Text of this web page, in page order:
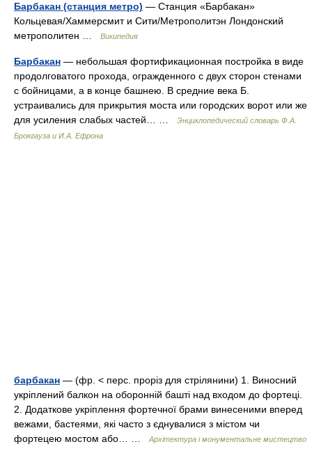
Барбакан (станция метро) — Станция «Барбакан»
Кольцевая/Хаммерсмит и Сити/Метрополитэн Лондонский
метрополитен …
Википедия
Барбакан — небольшая фортификационная постройка в виде
продолговатого прохода, огражденного с двух сторон стенами
с бойницами, а в конце башнею. В средние века Б.
устраивались для прикрытия моста или городских ворот или же
для усиления слабых частей… …
Энциклопедический словарь Ф.А.
Брокгауза и И.А. Ефрона
барбакан — (фр. < перс. проріз для стрілянини) 1. Виносний
укріплений балкон на оборонній башті над входом до фортеці.
2. Додаткове укріплення фортечної брами винесеними вперед
вежами, бастеями, які часто з єднувалися з містом чи
фортецею мостом або… …
Архітектура і монументальне мистецтво